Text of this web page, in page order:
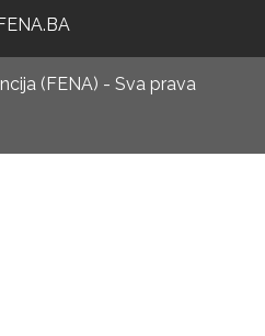
(FENA) - Sva prava